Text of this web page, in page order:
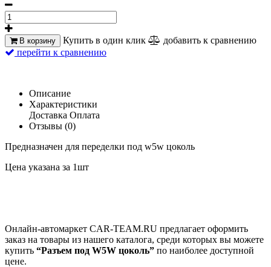
В корзину Купить в один клик
добавить к сравнению
перейти к сравнению
Описание
Характеристики
Доставка Оплата
Отзывы (0)
Предназначен для переделки под w5w цоколь
Цена указана за 1шт
Онлайн-автомаркет CAR-TEAM.RU предлагает оформить
заказ на товары из нашего каталога, среди которых вы можете
купить “Разъем под W5W цоколь” по наиболее доступной
цене.